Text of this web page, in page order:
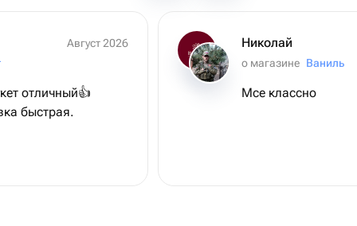
Август 2026
отличный👍
быстрая.
Николай
о магазине Ваниль
Мсе классно